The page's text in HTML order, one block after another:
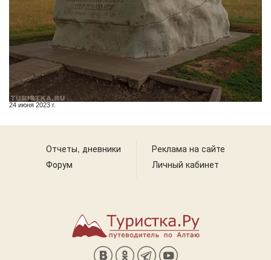
24 июня 2023 г.
Отчеты, дневники
Форум
Реклама на сайте
Личный кабинет